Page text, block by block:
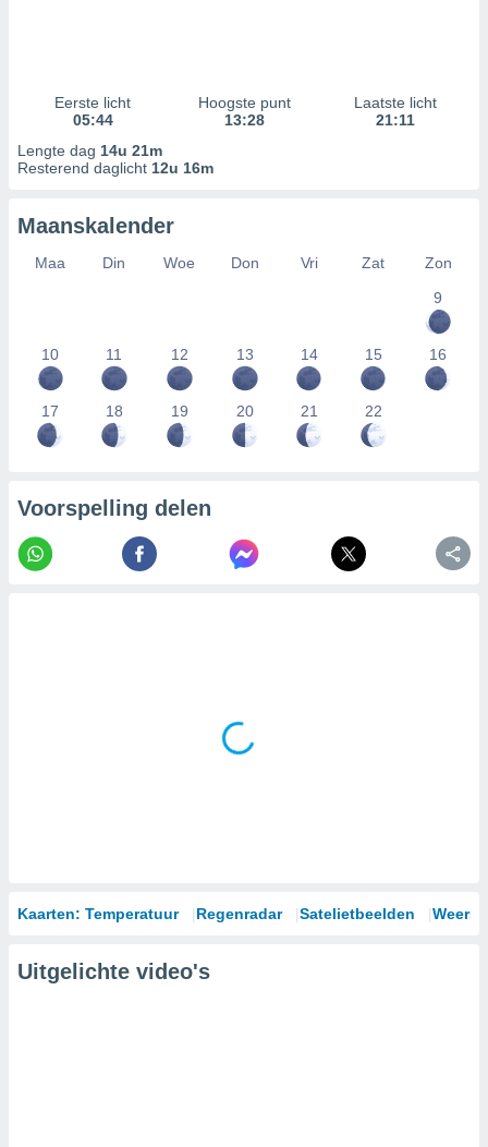
Eerste licht
05:44
Hoogste punt
13:28
Laatste licht
21:11
Lengte dag 14u 21m
Resterend daglicht 12u 16m
Maanskalender
Maa Din Woe Don Vri Zat
Zon
9
10 11 12 13 14 15 16
17 18 19 20 21 22
Voorspelling delen
Kaarten: Temperatuur Regenradar Satelietbeelden
Uitgelichte video's